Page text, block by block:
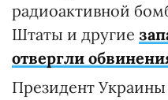
радиоактивной
Штаты и другие
отвергли
Президент